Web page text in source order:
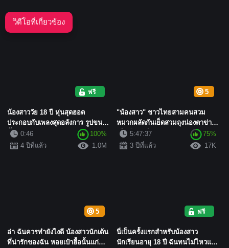
วิดีโอที่เกี่ยวข้อง
ฟรี
น้องสาววัย 18 ปี หุ่นสุดฮอต
ประกอบกับเพลงสุดอลังการ รูปขนาด
นี้! มันสายเกินไปแล้ว! ...
0:46
100%
4 ปีที่แล้ว
1.0M
5
"น้องสาว" ชาวไทยสามคนสวม
หมวกผลัดกันเย็ดสวมถุงน่องตาข่าย
เซ็กซี่แล้วเย็ดบน...
5:47:37
75%
3 ปีที่แล้ว
17K
5
อ่า ฉันควรทำยังไงดี น้องสาวนักเต้น
ที่น่ารักของฉัน หอยเป๋าฮื้อนั้นแก่
ฟรี
นี่เป็นครั้งแรกสำหรับน้องสาว
นักเรียนอายุ 18 ปี ฉันทนไม่ไหวแล้ว